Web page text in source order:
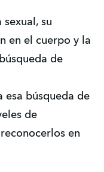
sexual, su
en el cuerpo y la
de
esa búsqueda de
de
en